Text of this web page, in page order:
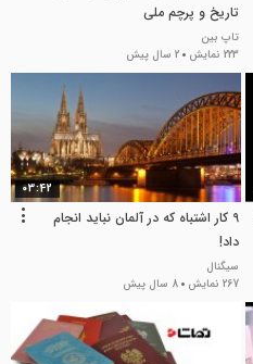
تاریخ و پرچم ملی
تاپ بین
223 نمایش
2 سال پیش
03:42
9 کار اشتباه که در آلمان نباید انجام
داد!
سیگنال
267 نمایش
8 سال پیش